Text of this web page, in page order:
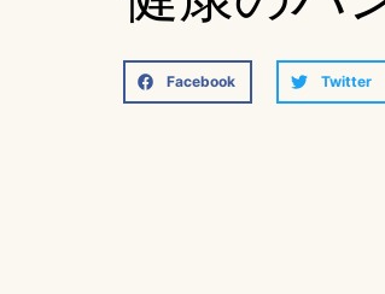
Facebook Twitter